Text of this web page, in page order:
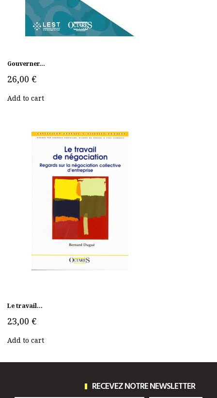
Gouverner...
26,00 €
Add to cart
Le travail...
23,00 €
Add to cart
RECEVEZ NOTRE NEWSLETTER